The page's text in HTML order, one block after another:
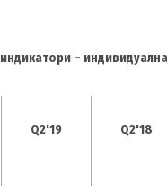
–
Q2'19 Q2'18